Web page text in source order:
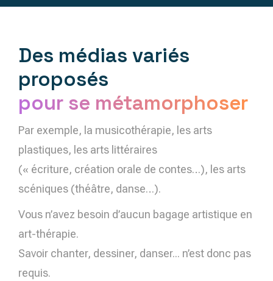
Des médias variés
proposés
pour se métamorphoser
Par exemple, la musicothérapie, les arts
plastiques, les arts littéraires
(« écriture, création orale de contes…), les arts
scéniques (théâtre, danse…).
Vous n’avez besoin d’aucun bagage artistique en
art-thérapie.
Savoir chanter, dessiner, danser... n’est donc pas
requis.